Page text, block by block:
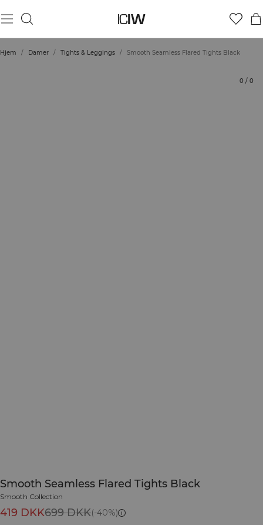
Hjem / Damer / Tights & Leggings / Smooth Seamless Flared Tights Black
0 / 0
Smooth Seamless Flared Tights Black
Smooth Collection
419 DKK699 DKK(-40%)